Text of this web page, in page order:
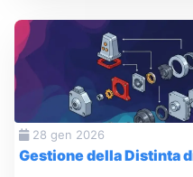
28 gen 2026
Gestione della Distinta